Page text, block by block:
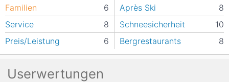
Familien
6 Après Ski
8
Service
8 Schneesicherheit
10
Preis/Leistung
6 Bergrestaurants 8
Userwertungen